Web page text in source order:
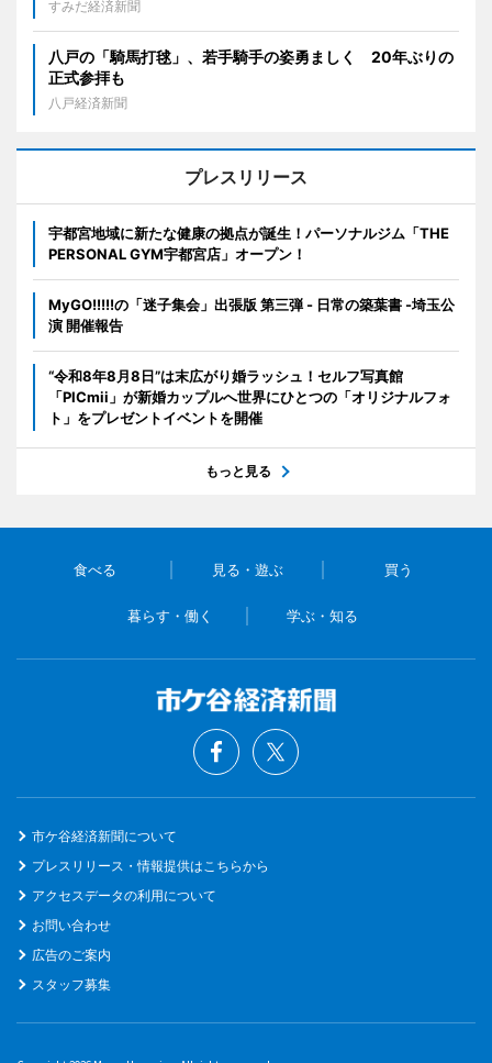
すみだ経済新聞
八戸の「騎馬打毬」、若手騎手の姿勇ましく 20年ぶりの
正式参拝も
八戸経済新聞
プレスリリース
宇都宮地域に新たな健康の拠点が誕生！パーソナルジム「THE
PERSONAL GYM宇都宮店」オープン！
MyGO!!!!!の「迷子集会」出張版 第三弾 - 日常の築葉書 -埼玉公
演 開催報告
“令和8年8月8日”は末広がり婚ラッシュ！セルフ写真館
「PICmii」が新婚カップルへ世界にひとつの「オリジナルフォ
ト」をプレゼントイベントを開催
もっと見る
食べる 見る・遊ぶ 買う
暮らす・働く 学ぶ・知る
市ケ谷経済新聞について
プレスリリース・情報提供はこちらから
アクセスデータの利用について
お問い合わせ
広告のご案内
スタッフ募集